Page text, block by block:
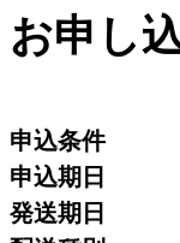
お申し
申込条件
申込期日
発送期日